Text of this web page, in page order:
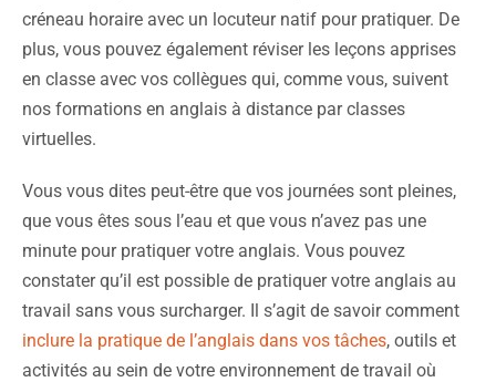
créneau horaire avec un locuteur natif pour pratiquer. De
plus, vous pouvez également réviser les leçons apprises
en classe avec vos collègues qui, comme vous, suivent
nos formations en anglais à distance par classes
virtuelles.
Vous vous dites peut-être que vos journées sont pleines,
que vous êtes sous l’eau et que vous n’avez pas une
minute pour pratiquer votre anglais. Vous pouvez
constater qu’il est possible de pratiquer votre anglais au
travail sans vous surcharger. Il s’agit de savoir comment
inclure la pratique de l’anglais dans vos tâches, outils et
activités au sein de votre environnement de travail où